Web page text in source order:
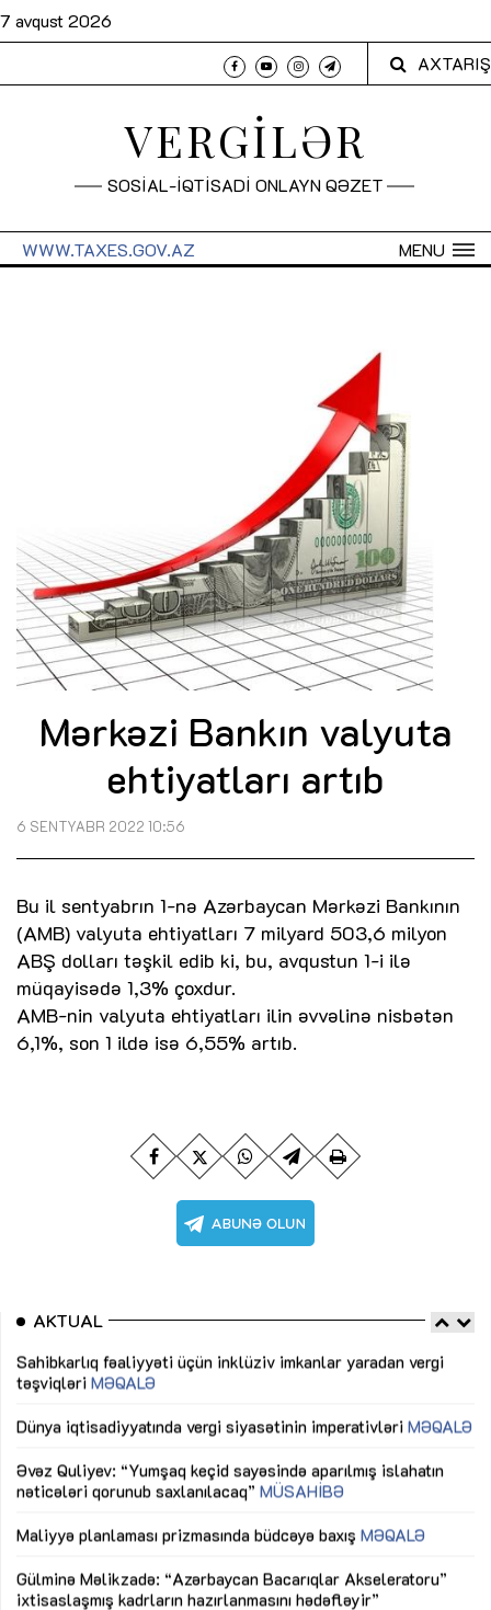
7 avqust 2026
AXTARIŞ
VERGİLƏR
SOSİAL-İQTİSADİ ONLAYN QƏZET
MENU
WWW.TAXES.GOV.AZ
Mərkəzi Bankın valyuta
ehtiyatları artıb
6 SENTYABR 2022 10:56
Bu il sentyabrın 1-nə Azərbaycan Mərkəzi Bankının
(AMB) valyuta ehtiyatları 7 milyard 503,6 milyon
ABŞ dolları təşkil edib ki, bu, avqustun 1-i ilə
müqayisədə 1,3% çoxdur.
AMB-nin valyuta ehtiyatları ilin əvvəlinə nisbətən
6,1%, son 1 ildə isə 6,55% artıb.
AKTUAL
Sahibkarlıq fəaliyyəti üçün inklüziv imkanlar yaradan vergi
təşviqləri MƏQALƏ
Dünya iqtisadiyyatında vergi siyasətinin imperativləri MƏQALƏ
Əvəz Quliyev: “Yumşaq keçid sayəsində aparılmış islahatın
nəticələri qorunub saxlanılacaq” MÜSAHİBƏ
Maliyyə planlaması prizmasında büdcəyə baxış MƏQALƏ
Gülminə Məlikzadə: “Azərbaycan Bacarıqlar Akseleratoru”
ixtisaslaşmış kadrların hazırlanmasını hədəfləyir”